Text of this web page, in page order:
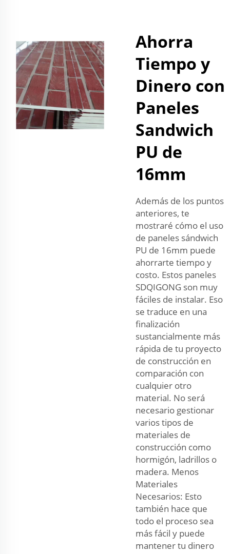
Ahorra
Tiempo y
Dinero con
Paneles
Sandwich
PU de
16mm
Además de los puntos
anteriores, te
mostraré cómo el uso
de paneles sándwich
PU de 16mm puede
ahorrarte tiempo y
costo. Estos paneles
SDQIGONG son muy
fáciles de instalar. Eso
se traduce en una
finalización
sustancialmente más
rápida de tu proyecto
de construcción en
comparación con
cualquier otro
material. No será
necesario gestionar
varios tipos de
materiales de
construcción como
hormigón, ladrillos o
madera. Menos
Materiales
Necesarios: Esto
también hace que
todo el proceso sea
más fácil y puede
mantener tu dinero